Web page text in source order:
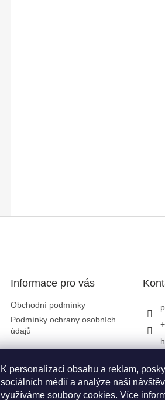
K personalizaci obsahu a reklam,
sociálních médií a analýze naší
využíváme soubory cookies. Více
Informace pro vás
Obchodní podmínky
Podmínky ochrany osobních
údajů